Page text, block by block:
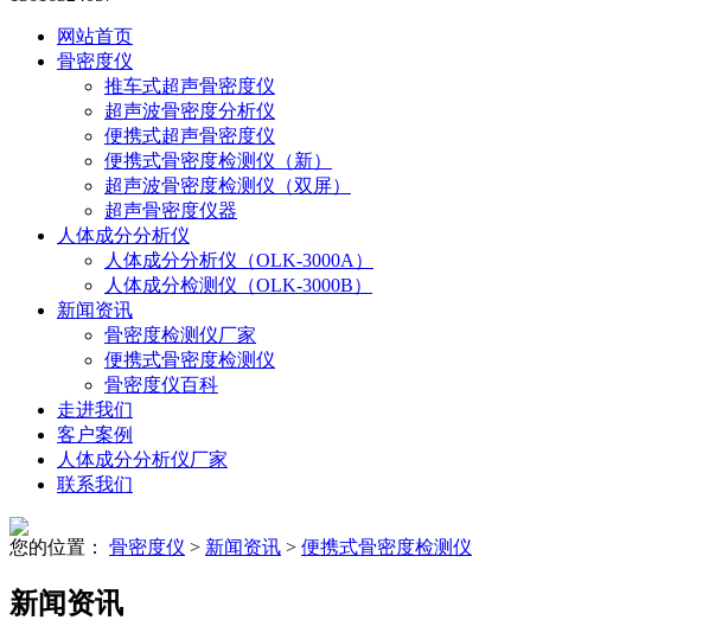
网站首页
骨密度仪
推车式超声骨密度仪
超声波骨密度分析仪
便携式超声骨密度仪
便携式骨密度检测仪（新）
超声波骨密度检测仪（双屏）
超声骨密度仪器
人体成分分析仪
人体成分分析仪（OLK-3000A）
人体成分检测仪（OLK-3000B）
新闻资讯
骨密度检测仪厂家
便携式骨密度检测仪
骨密度仪百科
走进我们
客户案例
人体成分分析仪厂家
联系我们
您的位置： 骨密度仪 > 新闻资讯 > 便携式骨密度检测仪
新闻资讯